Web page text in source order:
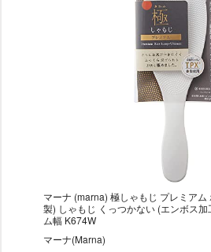
マーナ (marna) 極しゃもじ プレミア
製) しゃもじ くっつかない (エンボス加
ム幅 K674W
マーナ(Marna)